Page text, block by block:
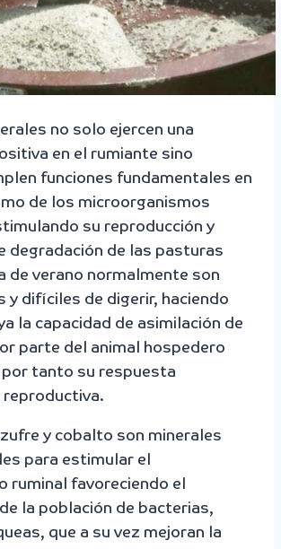
no solo ejercen una
en el rumiante sino
funciones fundamentales en
de los microorganismos
su reproducción y
degradación de las pasturas
de verano normalmente son
y difíciles de digerir, haciendo
la capacidad de asimilación de
parte del animal hospedero
por tanto su respuesta
reproductiva.
y cobalto son minerales
para estimular el
ruminal favoreciendo el
la población de bacterias,
que a su vez mejoran la